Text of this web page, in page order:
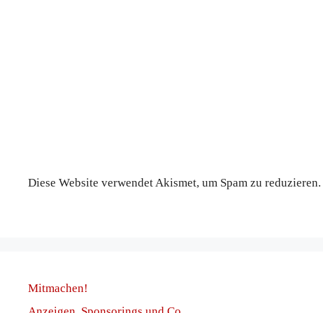
Diese Website verwendet Akismet, um Spam zu reduzieren.
Mitmachen!